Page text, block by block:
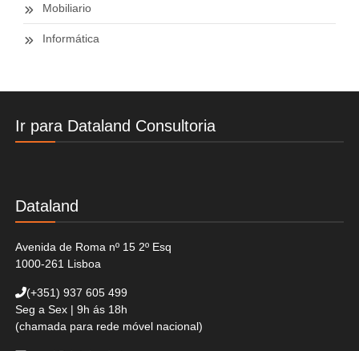
Mobiliario
Informática
Ir para Dataland Consultoria
Dataland
Avenida de Roma nº 15 2º Esq
1000-261 Lisboa
(+351) 937 605 499
Seg a Sex | 9h ás 18h
(chamada para rede móvel nacional)